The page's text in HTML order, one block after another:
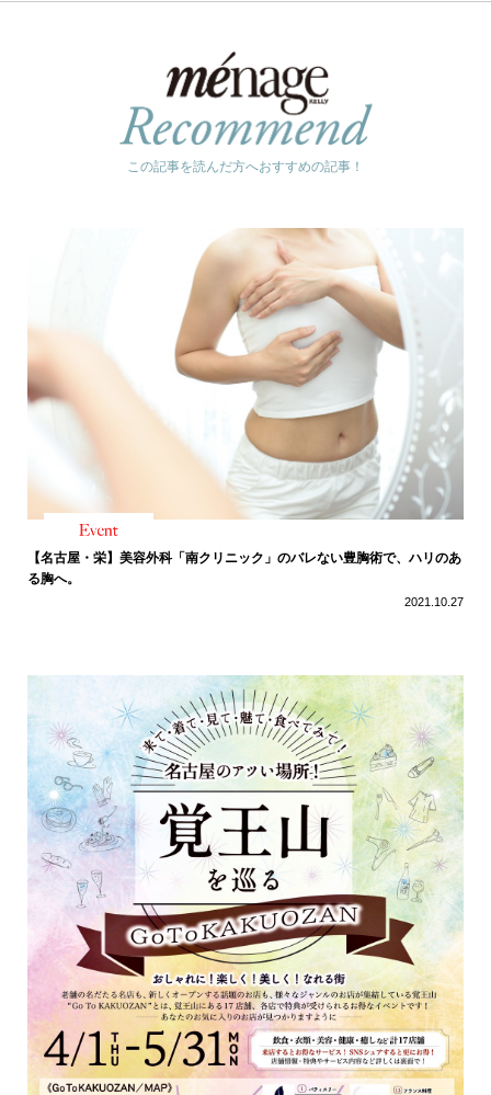
この記事を読んだ方へおすすめの記事！
【名古屋・栄】美容外科「南クリニック」のバレない豊胸術で、ハリのあ
る胸へ。
2021.10.27